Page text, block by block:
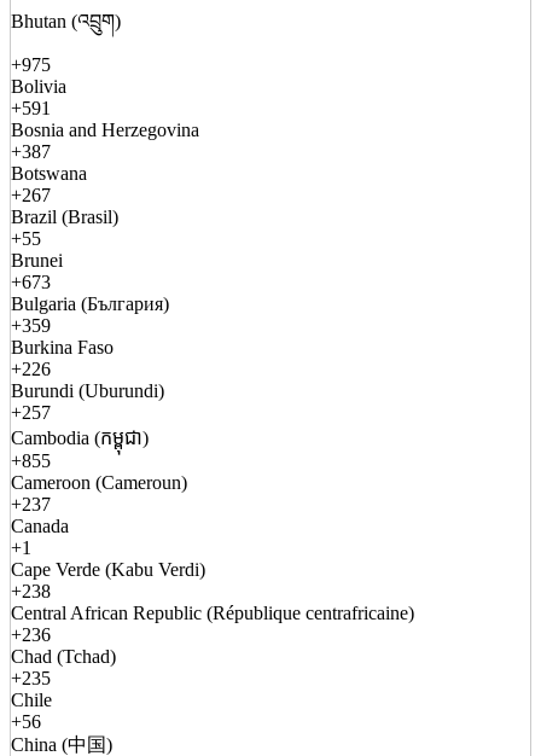
Bhutan (འབྲུག)
+975
Bolivia
+591
Bosnia and Herzegovina
+387
Botswana
+267
Brazil (Brasil)
+55
Brunei
+673
Bulgaria (България)
+359
Burkina Faso
+226
Burundi (Uburundi)
+257
Cambodia (កម្ពុជា)
+855
Cameroon (Cameroun)
+237
Canada
+1
Cape Verde (Kabu Verdi)
+238
Central African Republic (République centrafricaine)
+236
Chad (Tchad)
+235
Chile
+56
China (中国)